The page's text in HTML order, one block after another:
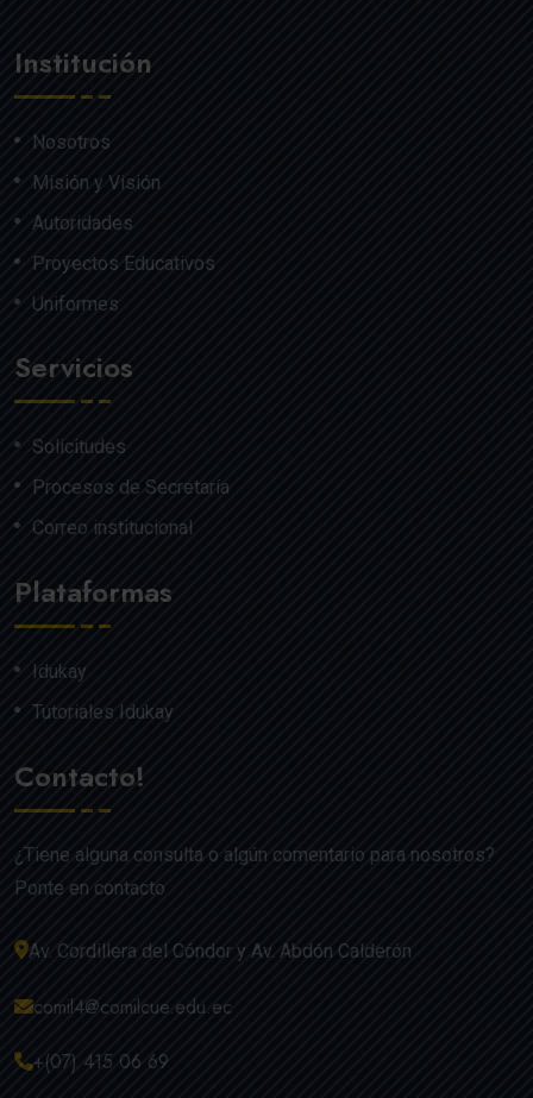
Institución
Nosotros
Misión y Visión
Autoridades
Proyectos Educativos
Uniformes
Servicios
Solicitudes
Procesos de Secretaría
Correo institucional
Plataformas
Idukay
Tutoriales Idukay
Contacto!
¿Tiene alguna consulta o algún comentario para nosotros?
Ponte en contacto
Av. Cordillera del Cóndor y Av. Abdón Calderón
comil4@comilcue.edu.ec
+(07) 415 06 69